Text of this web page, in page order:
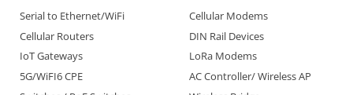
Serial to Ethernet/WiFi
Cellular Modems
Cellular Routers
DIN Rail Devices
IoT Gateways
LoRa Modems
5G/WiFI6 CPE
AC Controller/ Wireless AP